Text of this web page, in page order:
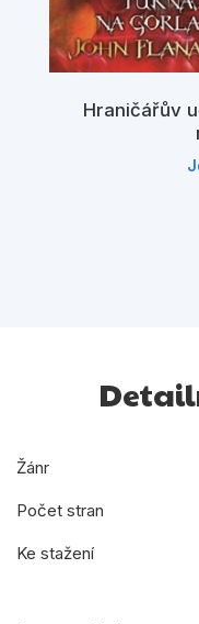
Hraničářův
Žánr
Počet stran
Ke stažení